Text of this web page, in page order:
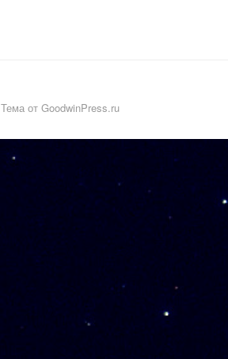
Тема от GoodwinPress.ru